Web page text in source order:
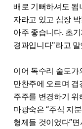
배로 기뻐하셔도 됩
자라고 있고 심장
아주 좋습니다. 초
경과입니다"라고 말
이어 독수리 술도
만찬주에 오르며
주주를 변경하기
마광숙은 “주식 지
형제들 것이었다”